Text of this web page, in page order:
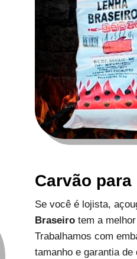
Carvão para
Se você é lojista,
Braseirotem a
Trabalhamos com
tamanho e garantia